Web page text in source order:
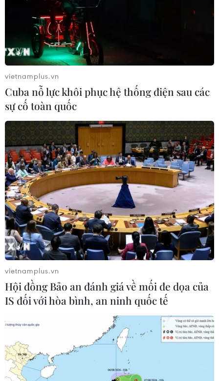
Khởi tố đối tượng lừa đảo chiếm đoạt tiền
của người đang cách ly y tế
01/09/2021 09:23
Đối tượng Nguyễn Hữu Huy tạo thông tin giả, dựng
chuyện bị cơ quan chức năng huyện Đức Trọng kiểm tra
camera giám sát ở cơ sở lưu trú, lừa đảo chiếm đoạt 26
triệu đồng của người đang cách ly.
vietnamplus.vn
Cuba nỗ lực khôi phục hệ thống điện sau các
sự cố toàn quốc
vietnamplus.vn
Hội đồng Bảo an đánh giá về mối đe dọa của
IS đối với hòa bình, an ninh quốc tế